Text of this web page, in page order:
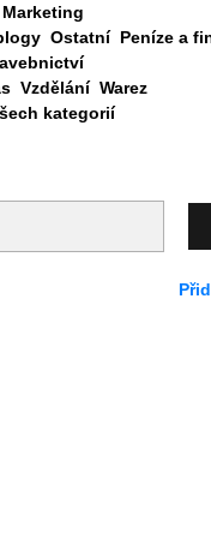
Marketing
Ostatní Peníze a
Vzdělání Warez
kategorií